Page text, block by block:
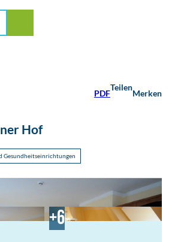
PDF
Teilen
Merken
Hof
Gesundheitseinrichtungen